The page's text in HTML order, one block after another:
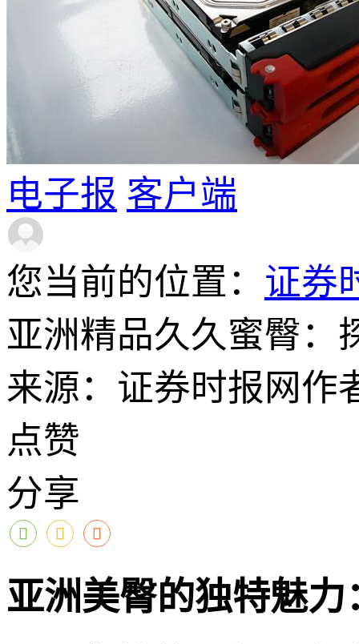
电子报 客户端
您当前的位置： 证券
亚洲精品久久蜜臀：
来源：证券时报网作
点赞
分享
亚洲美臀的独特魅